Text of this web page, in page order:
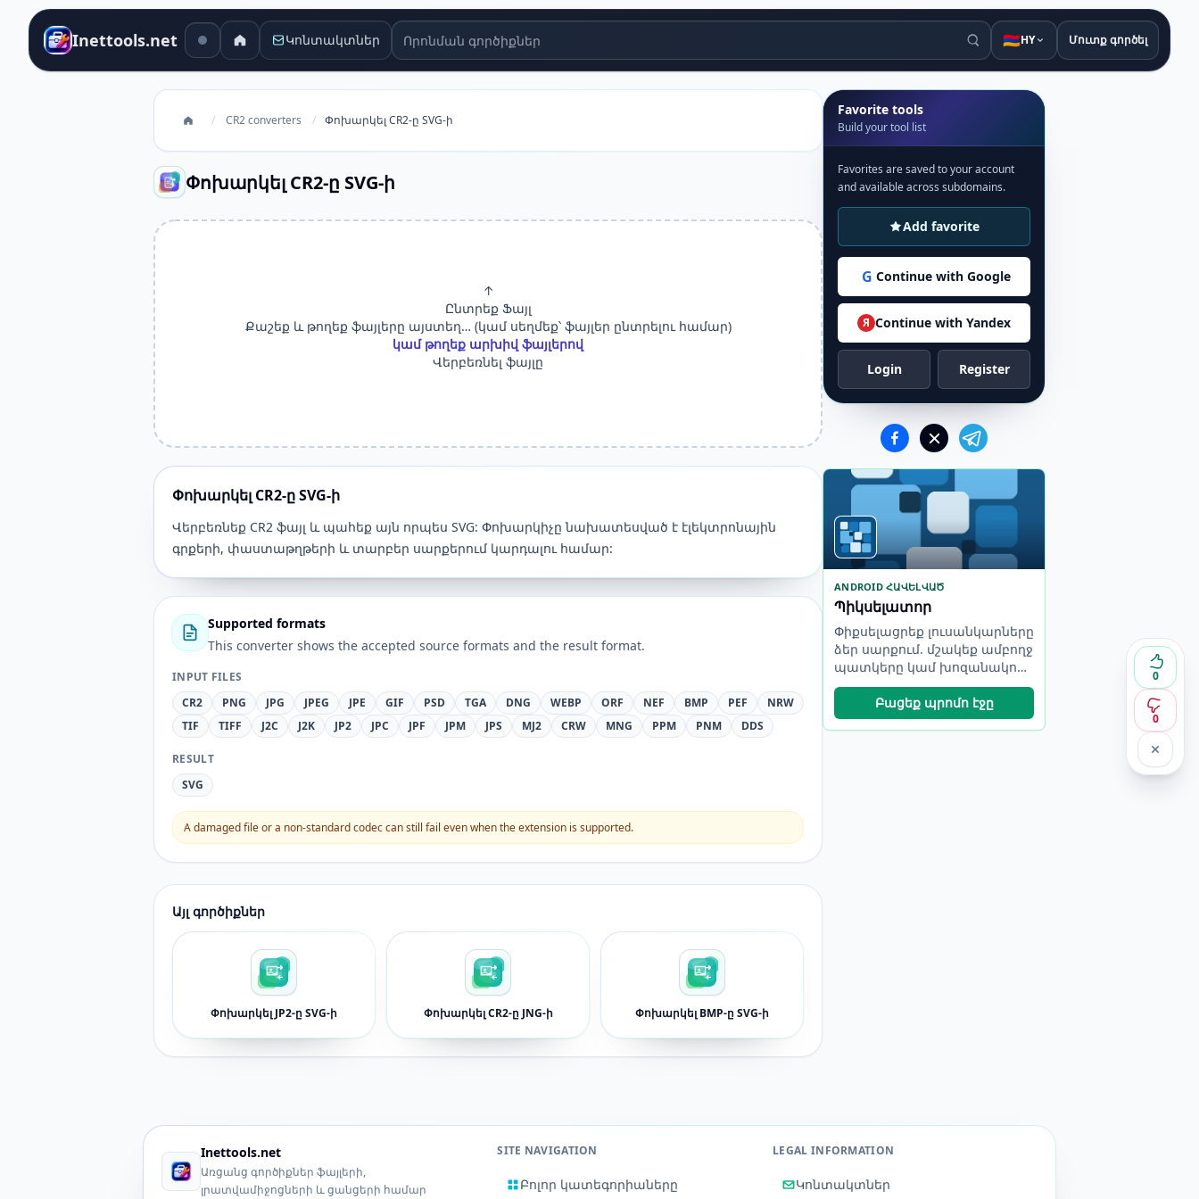
Inettools.net Կոնտակտներ Որոնման գործիքներ 🇦🇲HY Մուտք գործել
/ CR2 converters / Փոխարկել CR2-ը SVG-ի
Փոխարկել CR2-ը SVG-ի
0
0
↑
Ընտրեք Ֆայլ
Քաշեք և թողեք ֆայլերը այստեղ… (կամ սեղմեք՝ ֆայլեր ընտրելու համար)
կամ թողեք արխիվ ֆայլերով
Վերբեռնել ֆայլը
Փոխարկել CR2-ը SVG-ի
Վերբեռնեք CR2 ֆայլ և պահեք այն որպես SVG: Փոխարկիչը նախատեսված է էլեկտրոնային
գրքերի, փաստաթղթերի և տարբեր սարքերում կարդալու համար:
Supported formats
This converter shows the accepted source formats and the result format.
INPUT FILES
CR2
PNG JPG JPEG JPE GIF PSD TGA DNG WEBP ORF NEF BMP PEF
NRW
TIF
TIFF J2C J2K JP2 JPC JPF JPM JPS MJ2 CRW MNG PPM PNM DDS
RESULT
SVG
A damaged file or a non-standard codec can still fail even when the extension is supported.
Այլ գործիքներ
Փոխարկել JP2-ը SVG-ի Փոխարկել CR2-ը JNG-ի Փոխարկել BMP-ը SVG-ի
Favorite tools
Build your tool list
Favorites are saved to your account
and available across subdomains.
Add favorite
G Continue with Google
Я Continue with Yandex
Login Register
ANDROID ՀԱՎԵԼՎԱԾ
Պիկսելատոր
Փիքսելացրեք լուսանկարները
ձեր սարքում. մշակեք ամբողջ
պատկերը կամ խոզանակով
ծածկեք միայն ընտրված
հատվածները:
Բացեք պրոմո էջը
Inettools.net
Առցանց գործիքներ ֆայլերի,
լրատվամիջոցների և ցանցերի համար
SITE NAVIGATION
Բոլոր կատեգորիաները
LEGAL INFORMATION
Կոնտակտներ